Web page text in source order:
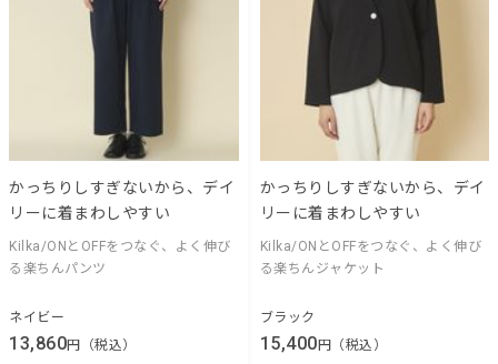
かっちりしすぎないから、デイ
リーに着まわしやすい
Kilka/ONとOFFをつなぐ、よく伸び
る楽ちんパンツ
ネイビー
13,860円（税込）
かっちりしすぎないから、デイ
リーに着まわしやすい
Kilka/ONとOFFをつなぐ、よく伸び
る楽ちんジャケット
ブラック
15,400 円（税込）